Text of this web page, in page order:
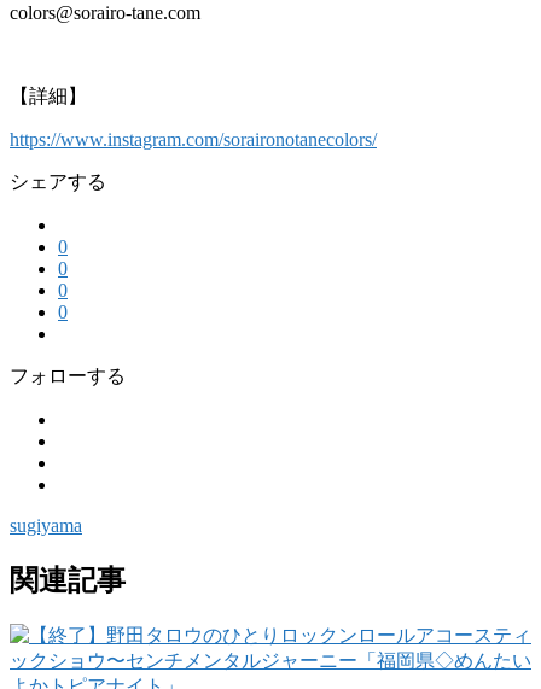
‭colors@sorairo-tane.com‬
【詳細】
https://www.instagram.com/soraironotanecolors/
シェアする
0
0
0
0
フォローする
sugiyama
関連記事